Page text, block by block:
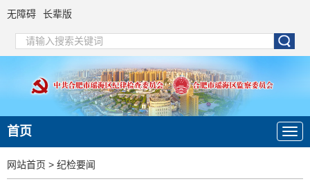
无障碍 长辈版
首页
网站首页 > 纪检要闻